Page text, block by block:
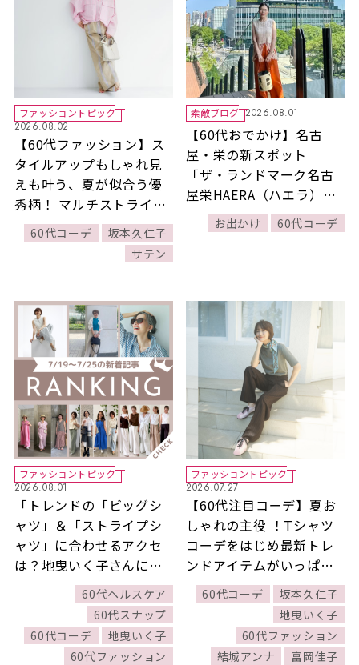
ファッショントピック
2026.08.02
【60代ファッション】ス
タイルアップもしゃれ見
えも叶う、夏が似合う優
秀柄！ マルチストライプ
コーデ2選【スタイリスト
坂本久仁子のおしゃれの
60代コーデ
坂本久仁子
サテン
素敵ブログ 2026.08.01
【60代おでかけ】名古
屋・栄の新スポット
「ザ・ランドマーク名古
屋栄HAERA（ハエラ）」
へ！絶景テラスや話題の
ショップを満喫
お出かけ 60代コーデ
ファッショントピック
2026.08.01
「トレンドの「ビッグシ
ャツ」＆「ストライプシ
ャツ」に合わせるアクセ
は？地曳いく子さんに教
わります！」ほか7/19～
7/25公開記事の人気ラン
キングをご紹介！【今週
の新着記事ベスト10】
60代ヘルスケア
60代スナップ
60代コーデ
地曳いく子
60代ファッション
ファッショントピック
2026.07.27
【60代注目コーデ】夏お
しゃれの主役 ！Tシャツ
コーデをはじめ最新トレ
ンドアイテムがいっぱ
い！ 60代におすすめのお
手本コーデ人気
BEST5【『素敵なあの
人』2026年7月号】
60代コーデ
坂本久仁子
地曳いく子
60代ファッション
結城アンナ
富岡佳子